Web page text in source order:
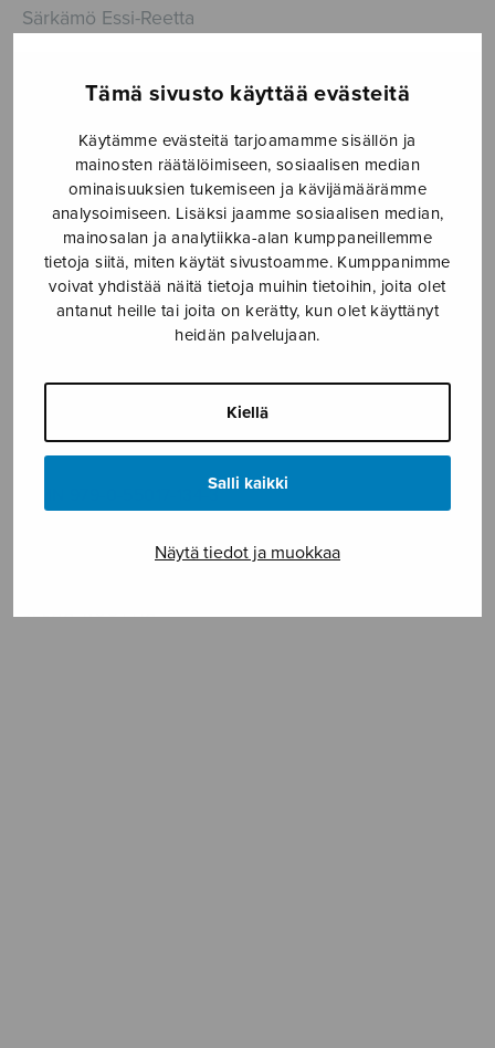
Tämä sivusto käyttää evästeitä
Käytämme evästeitä tarjoamamme sisällön ja
mainosten räätälöimiseen, sosiaalisen median
ominaisuuksien tukemiseen ja kävijämäärämme
analysoimiseen. Lisäksi jaamme sosiaalisen median,
mainosalan ja analytiikka-alan kumppaneillemme
tietoja siitä, miten käytät sivustoamme. Kumppanimme
voivat yhdistää näitä tietoja muihin tietoihin, joita olet
antanut heille tai joita on kerätty, kun olet käyttänyt
heidän palvelujaan.
Kiellä
Salli kaikki
Näytä tiedot ja muokkaa
Särkämö Essi-Reetta
€ – 7,80€6,84€
7,80€
Formaatti
Kaikki
OSTOSKORIIN
Tuotetunnus (SKU):S3134
ISMN 979-0-55017-134-3